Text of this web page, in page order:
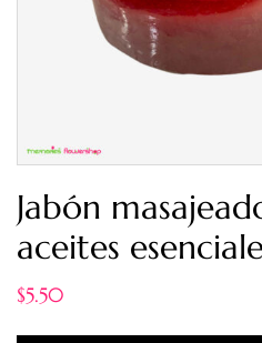
Jabón
aceites
$5.50